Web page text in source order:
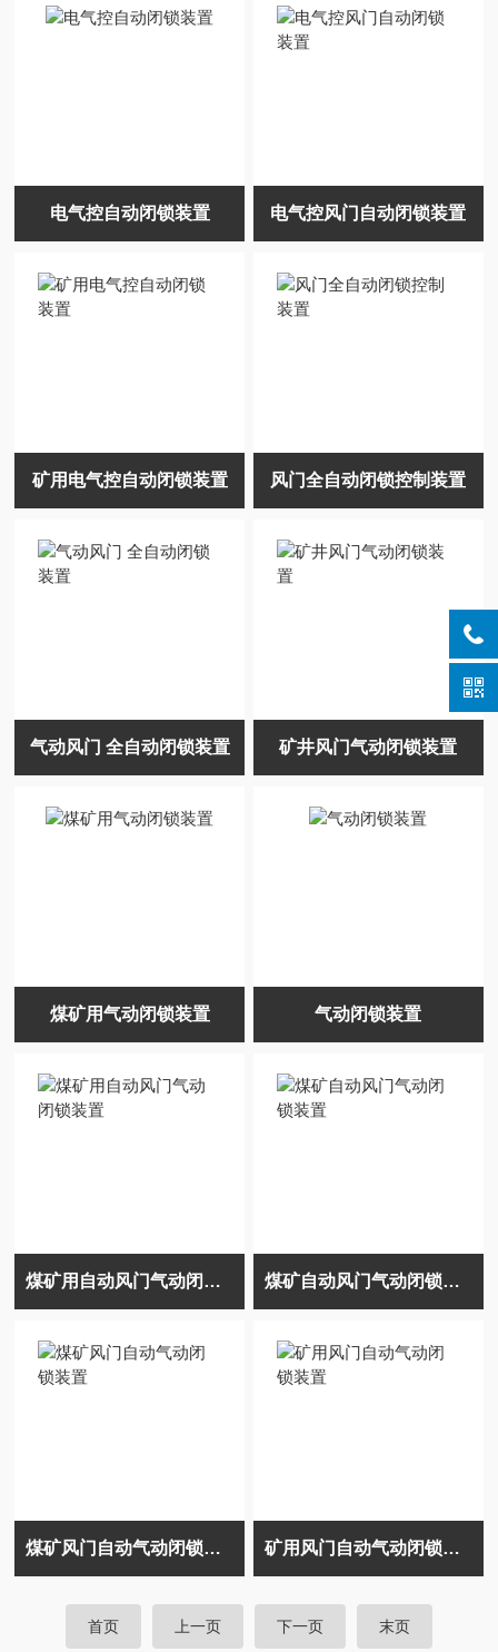
电气控自动闭锁装置 电气控风门自动闭锁装置
矿用电气控自动闭锁装置 风门全自动闭锁控制装置
气动风门 全自动闭锁装置 矿井风门气动闭锁装置
煤矿用气动闭锁装置 气动闭锁装置
煤矿用自动风门气动闭锁装置 煤矿自动风门气动闭锁装置
煤矿风门自动气动闭锁装置 矿用风门自动气动闭锁装置
首页 上一页 下一页 末页